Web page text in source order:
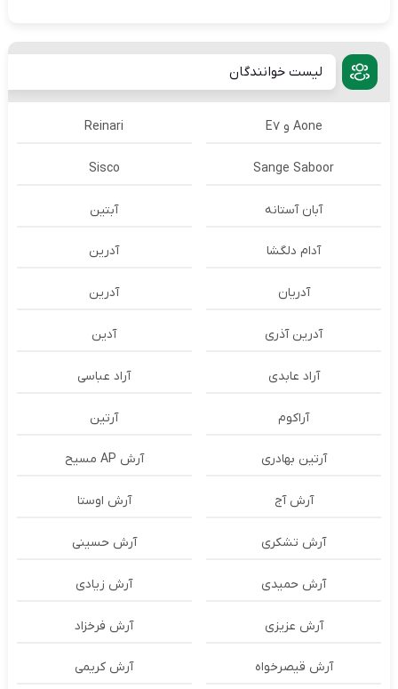
لیست خوانندگان
Aone و E7 Reinari
Sange Saboor
Sisco
آبان آستانه آبتین
آدام دلگشا آدرين
آدریان آدرین
آدرین آذری آدین
آراد عابدی آراد عباسی
آراکوم آرتین
آرتین بهادری آرش AP مسیح
آرش آج آرش اوستا
آرش تشکری آرش حسینی
آرش حمیدی آرش زیادی
آرش عزیزی آرش فرخزاد
آرش قیصرخواه آرش کریمی